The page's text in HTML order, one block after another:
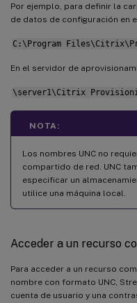
Por ejemplo, para definir la
de datos de configuración en
C:\Program
En el servidor de
\server1\Citrix
NOTA:
Los nombres UNC no
compartido de red. UNC
especificar un
utilice una máquina local.
Acceder a un recurso
Para acceder a un recurso
nombre con formato UNC,
cuenta de usuario y una